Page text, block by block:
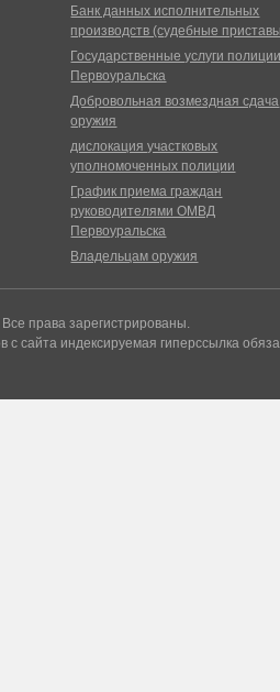
Банк данных исполнительных
производств (судебные
Государственные услуги
Первоуральска
Добровольная возмездная сдача
оружия
дислокация участковых
уполномоченных полиции
График приема граждан
руководителями ОМВД
Первоуральска
Владельцам оружия
права зарегистрированы.
с сайта индексируемая гиперссылка